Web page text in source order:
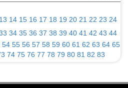
13 14 15 16 17 18 19 20 21 22 23 24
34 35 36 37 38 39 40 41 42 43 44
54 55 56 57 58 59 60 61 62 63 64 65
74 75 76 77 78 79 80 81 82 83